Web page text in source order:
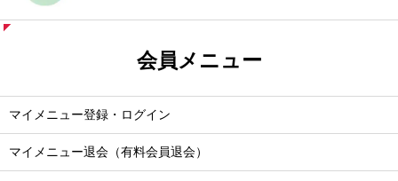
会員メニュー
マイメニュー登録・ログイン
マイメニュー退会（有料会員退会）